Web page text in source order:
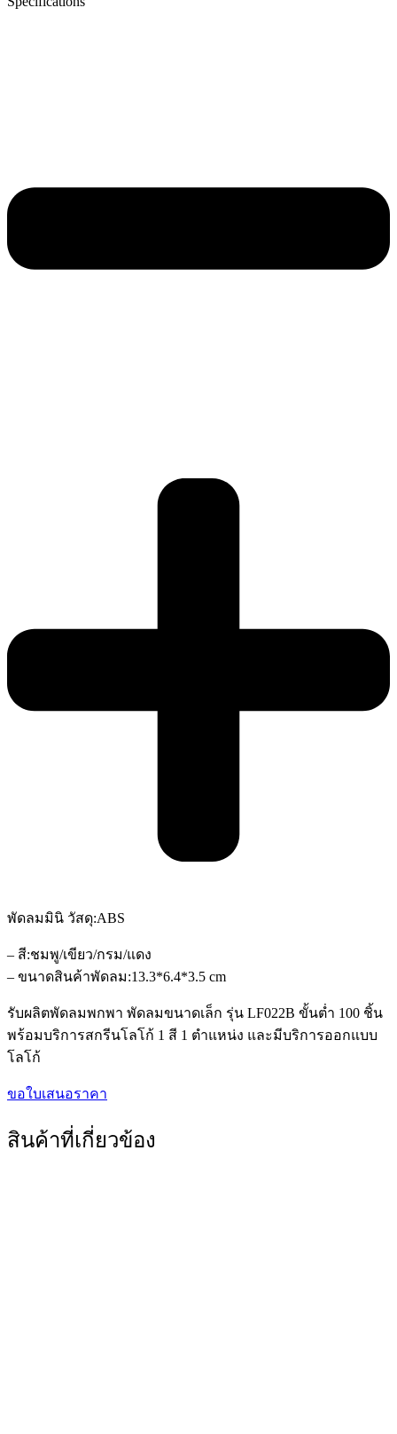
พัดลมมินิ วัสดุ:ABS
– สี:ชมพู/เขียว/กรม/แดง
– ขนาดสินค้าพัดลม:13.3*6.4*3.5 cm
รับผลิตพัดลมพกพา พัดลมขนาดเล็ก รุ่น LF022B ขั้นต่ำ 100 ชิ้น
พร้อมบริการสกรีนโลโก้ 1 สี 1 ตำแหน่ง และมีบริการออกแบบ
โลโก้
ขอใบเสนอราคา
สินค้าที่เกี่ยวข้อง